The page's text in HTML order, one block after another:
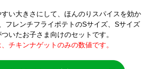
い大きさにして、ほんのりスパイスを効か
フレンチフライポテトのSサイズ、Sサイズ
いたお子さま向けのセットです。
チキンナゲットのみの数値です。